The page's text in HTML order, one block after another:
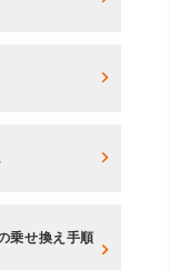
乗せ換え手順